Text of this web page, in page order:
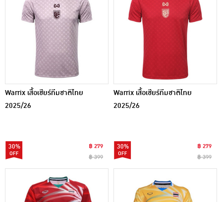
Warrix เสื้อเชียร์ทีมชาติไทย
2025/26
30%
฿ 279
฿ 399
Warrix เสื้อเชียร์ทีมชาติไทย
2025/26
30%
฿ 279
฿ 399